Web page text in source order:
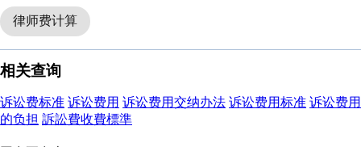
律师费计算
相关查询
诉讼费标准 诉讼费用 诉讼费用交纳办法 诉讼费用标准 诉讼费用
的负担 訴訟費收費標準